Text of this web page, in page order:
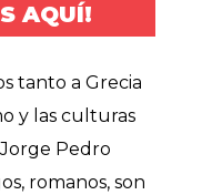
AQUÍ!
tanto a Grecia
y las culturas
Pedro
romanos, son